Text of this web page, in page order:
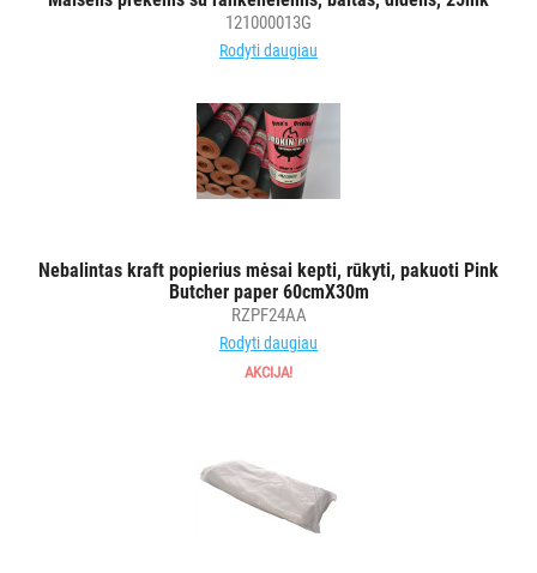
121000013G
Rodyti daugiau
Nebalintas kraft popierius mėsai kepti, rūkyti, pakuoti Pink
Butcher paper 60cmX30m
RZPF24AA
Rodyti daugiau
AKCIJA!